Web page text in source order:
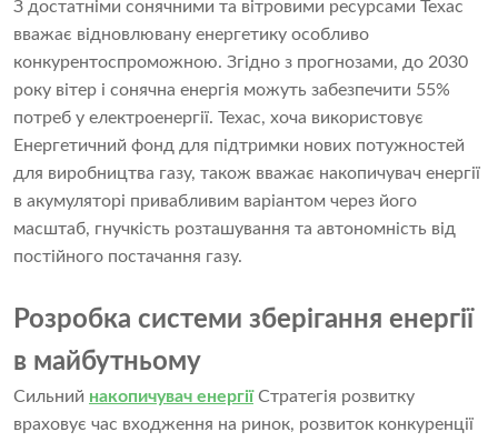
З достатніми сонячними та вітровими ресурсами Техас
вважає відновлювану енергетику особливо
конкурентоспроможною. Згідно з прогнозами, до 2030
року вітер і сонячна енергія можуть забезпечити 55%
потреб у електроенергії. Техас, хоча використовує
Енергетичний фонд для підтримки нових потужностей
для виробництва газу, також вважає накопичувач енергії
в акумуляторі привабливим варіантом через його
масштаб, гнучкість розташування та автономність від
постійного постачання газу.
Розробка системи зберігання енергії
в майбутньому
Сильний накопичувач енергіїСтратегія розвитку
враховує час входження на ринок, розвиток конкуренції